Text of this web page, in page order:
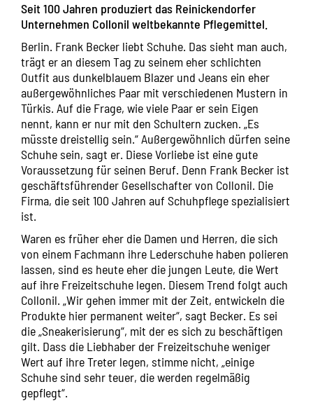
Seit 100 Jahren produziert das Reinickendorfer
Unternehmen Collonil weltbekannte Pflegemittel.
Berlin. Frank Becker liebt Schuhe. Das sieht man auch,
trägt er an diesem Tag zu seinem eher schlichten
Outfit aus dunkelblauem Blazer und Jeans ein eher
außergewöhnliches Paar mit verschiedenen Mustern in
Türkis. Auf die Frage, wie viele Paar er sein Eigen
nennt, kann er nur mit den Schultern zucken. „Es
müsste dreistellig sein.“ Außergewöhnlich dürfen seine
Schuhe sein, sagt er. Diese Vorliebe ist eine gute
Voraussetzung für seinen Beruf. Denn Frank Becker ist
geschäftsführender Gesellschafter von Collonil. Die
Firma, die seit 100 Jahren auf Schuhpflege spezialisiert
ist.
Waren es früher eher die Damen und Herren, die sich
von einem Fachmann ihre Lederschuhe haben polieren
lassen, sind es heute eher die jungen Leute, die Wert
auf ihre Freizeitschuhe legen. Diesem Trend folgt auch
Collonil. „Wir gehen immer mit der Zeit, entwickeln die
Produkte hier permanent weiter“, sagt Becker. Es sei
die „Sneakerisierung“, mit der es sich zu beschäftigen
gilt. Dass die Liebhaber der Freizeitschuhe weniger
Wert auf ihre Treter legen, stimme nicht, „einige
Schuhe sind sehr teuer, die werden regelmäßig
gepflegt“.